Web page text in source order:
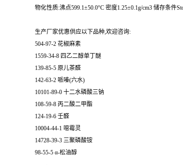
物化性质:沸点599.1±50.0°C 密度1.25±0.1g/cm3 储存条件
生产厂家优惠供应以下品种,欢迎咨询:
504-97-2 花椒麻素
1559-34-8 四乙二醇单丁醚
139-85-5 原儿茶醛
142-63-2 哌嗪(六水)
10101-89-0 十二水磷酸三钠
108-59-8 丙二酸二甲酯
124-19-6 壬醛
10004-44-1 噁霉灵
14728-39-3 三聚磷酸铵
98-55-5 α-松油醇